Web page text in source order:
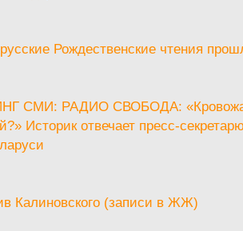
Рождественские чтения
СМИ: РАДИО СВОБОДА:
Историк отвечает пресс-
Калиновского (записи в ЖЖ)